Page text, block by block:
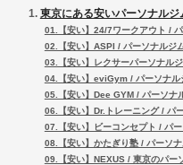
東京にある安いパーソナルジ
01.【安い】24/7ワークアウト /
02.【安い】ASPI / パーソナルジ
03.【安い】レクサーパーソナル
04.【安い】eviGym / パーソナル
05.【安い】Dee GYM / パーソナ
06.【安い】Dr.トレーニング / パ
07.【安い】ビーコンセプト / パ
08.【安い】かたぎり塾 / パーソ
09.【安い】NEXUS / 東京のパー